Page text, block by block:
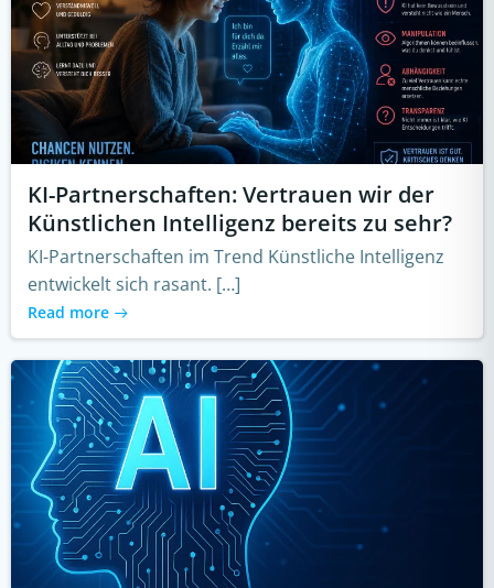
KI-Partnerschaften: Vertrauen wir der
Künstlichen Intelligenz bereits zu sehr?
KI-Partnerschaften im Trend Künstliche Intelligenz
entwickelt sich rasant. […]
Read more